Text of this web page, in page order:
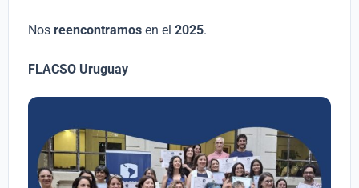
Nos reencontramos en el 2025.
FLACSO Uruguay